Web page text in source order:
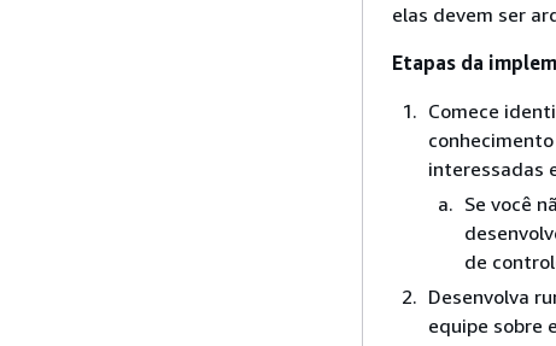
elas devem ser
Etapas da
Comece
interessadas
Se você
de
Desenvolva
equipe sobre